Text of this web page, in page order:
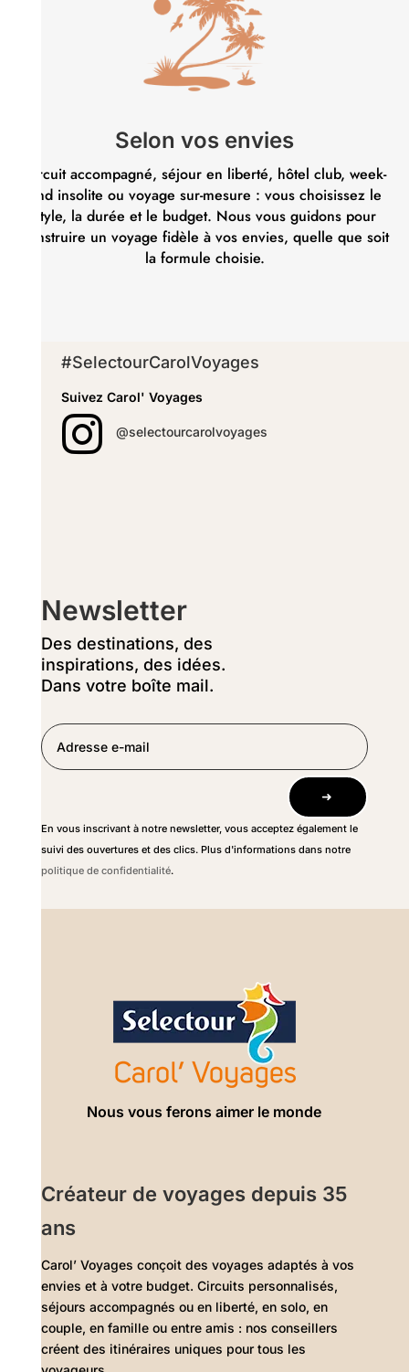
Selon vos envies
Circuit accompagné, séjour en liberté, hôtel club, week-
end insolite ou voyage sur-mesure : vous choisissez le
style, la durée et le budget. Nous vous guidons pour
construire un voyage fidèle à vos envies, quelle que soit
la formule choisie.
#SelectourCarolVoyages
Suivez Carol' Voyages
 @selectourcarolvoyages
Newsletter
Des destinations, des
inspirations, des idées.
Dans votre boîte mail.
➜
En vous inscrivant à notre newsletter, vous acceptez également le
suivi des ouvertures et des clics. Plus d'informations dans notre
politique de confidentialité.
Nous vous ferons aimer le monde
Créateur de voyages depuis 35
ans
Carol’ Voyages conçoit des voyages adaptés à vos
envies et à votre budget. Circuits personnalisés,
séjours accompagnés ou en liberté, en solo, en
couple, en famille ou entre amis : nos conseillers
créent des itinéraires uniques pour tous les